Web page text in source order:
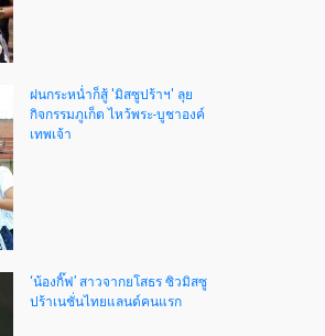
ฝนกระหน่ำก็สู้ 'มิสซูปร้าฯ' ลุย
กิจกรรมภูเก็ต ไหว้พระ-บูชาองค์
เทพเจ้า
‘น้องกิ๊ฟ’ สาวจากยโสธร ซิวมิสซู
ปร้าเนชั่นไทยแลนด์คนแรก